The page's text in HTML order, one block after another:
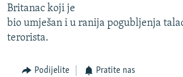
NASTANAK I RASPAD JUGOSLAVIJE
Britanac koji je
bio umješan i u ranija pogubljenja
terorista.
Podijelite Pratite nas